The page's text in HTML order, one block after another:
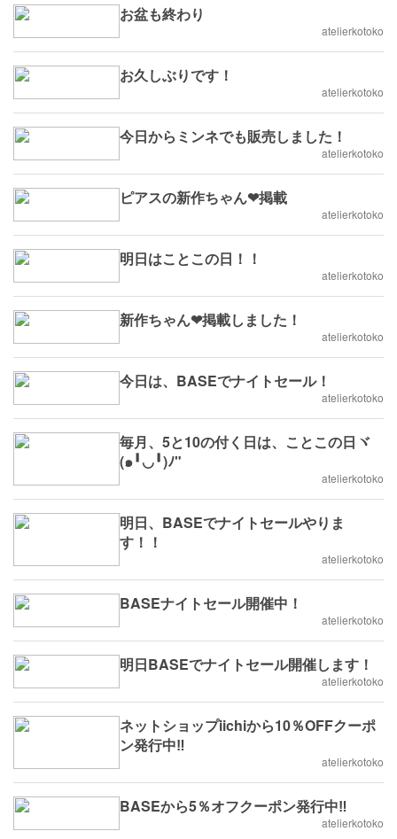
お盆も終わり
atelierkotoko
お久しぶりです！
atelierkotoko
今日からミンネでも販売しました！
atelierkotoko
ピアスの新作ちゃん❤掲載
atelierkotoko
明日はことこの日！！
atelierkotoko
新作ちゃん❤掲載しました！
atelierkotoko
今日は、BASEでナイトセール！
atelierkotoko
毎月、5と10の付く日は、ことこの日ヾ
(๑╹◡╹)ﾉ"
atelierkotoko
明日、BASEでナイトセールやりま
す！！
atelierkotoko
BASEナイトセール開催中！
atelierkotoko
明日BASEでナイトセール開催します！
atelierkotoko
ネットショップiichiから10％OFFクーポ
ン発行中‼️
atelierkotoko
BASEから5％オフクーポン発行中‼️
atelierkotoko